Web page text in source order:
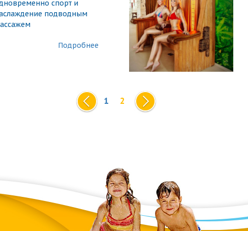
спорт и
подводным
Подробнее
1 2